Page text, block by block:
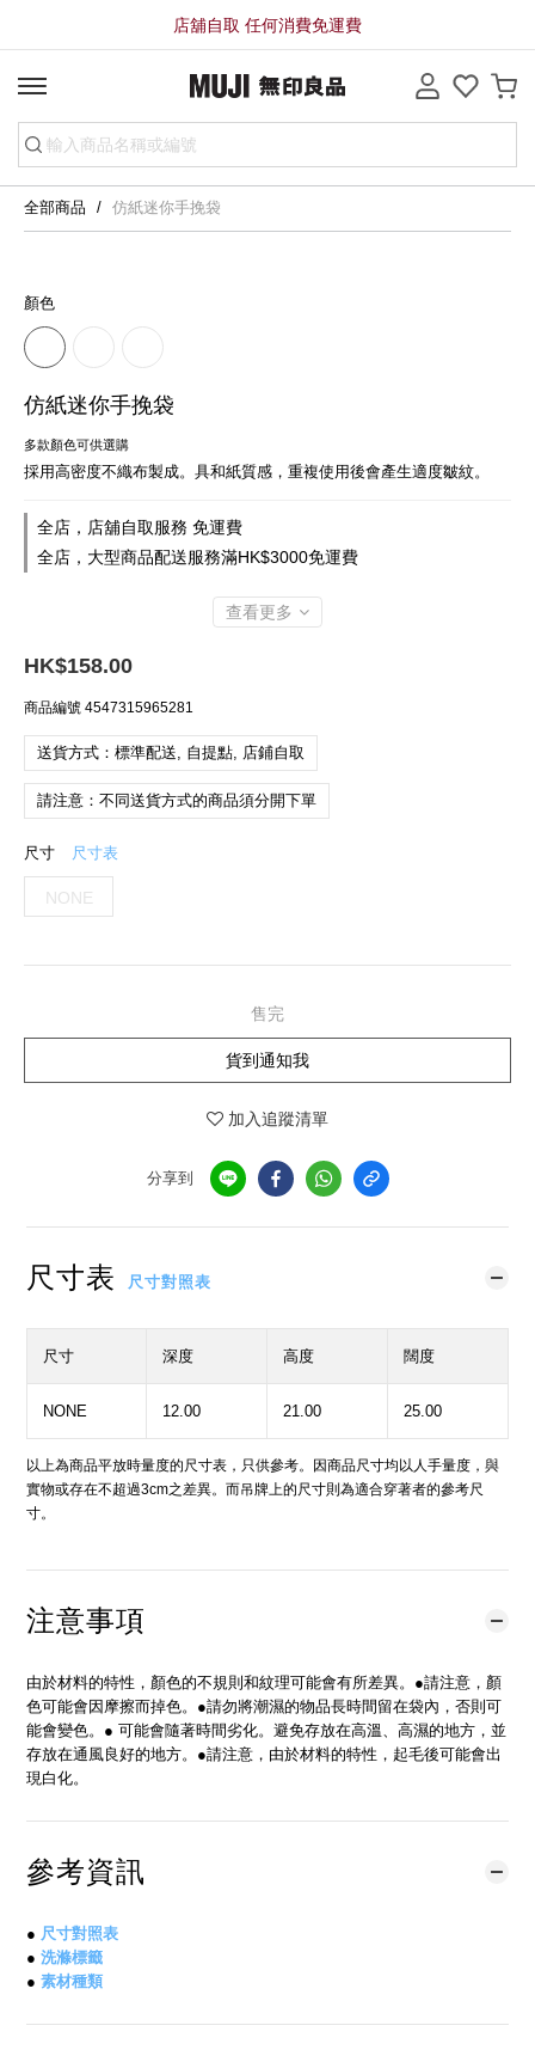
店舖自取 任何消費免運費
全部商品 仿紙迷你手挽袋
顏色
仿紙迷你手挽袋
多款顏色可供選購
採用高密度不織布製成。具和紙質感，重複使用後會產生適度皺紋。
全店，店舖自取服務 免運費
全店，大型商品配送服務滿HK$3000免運費
查看更多
HK$158.00
商品編號 4547315965281
送貨方式：標準配送, 自提點, 店鋪自取
請注意：不同送貨方式的商品須分開下單
尺寸 尺寸表
NONE
售完
貨到通知我
加入追蹤清單
分享到
尺寸表 尺寸對照表
尺寸 深度 高度 闊度
NONE 12.00 21.00 25.00
以上為商品平放時量度的尺寸表，只供參考。因商品尺寸均以人手量度，與
實物或存在不超過3cm之差異。而吊牌上的尺寸則為適合穿著者的參考尺
寸。
注意事項
由於材料的特性，顏色的不規則和紋理可能會有所差異。●請注意，顏
色可能會因摩擦而掉色。●請勿將潮濕的物品長時間留在袋內，否則可
能會變色。● 可能會隨著時間劣化。避免存放在高溫、高濕的地方，並
存放在通風良好的地方。●請注意，由於材料的特性，起毛後可能會出
現白化。
參考資訊
● 尺寸對照表
● 洗滌標籤
● 素材種類